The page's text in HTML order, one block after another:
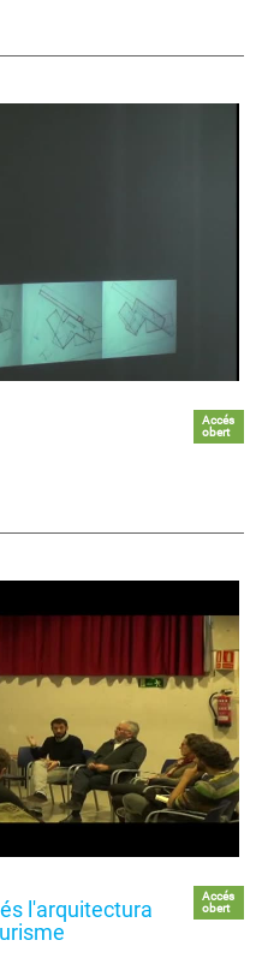
Accés
obert
l'arquitectura
Accés
obert